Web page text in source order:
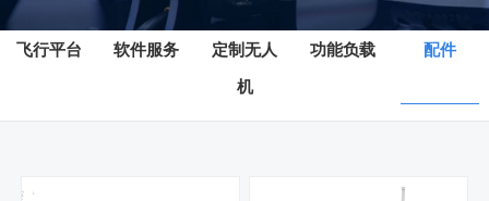
飞行平台 软件服务
定制无人
机
功能负载 配件